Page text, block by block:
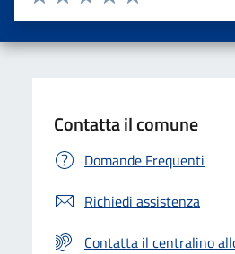
Valuta 5 stelle su
Valuta 4 stelle su 5
Valuta 3 stelle su 5
Valuta 2 stelle su 5
Valuta una stella su 5
Contatta il comune
Domande Frequenti
Richiedi assistenza
Contatta il centralino